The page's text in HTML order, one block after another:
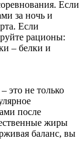
Если
за ночь и
Если
рационы:
– белки и
это не только
после
жиры
баланс, вы